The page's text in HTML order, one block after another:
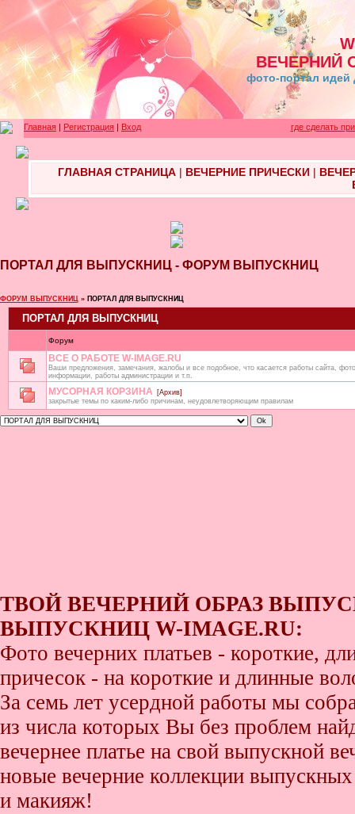
ВЕЧЕРНИЙ
фото-портал идей
Главная | Регистрация | Вход где сделать
ГЛАВНАЯ СТРАНИЦА| ВЕЧЕРНИЕ ПРИЧЕСКИ|
ПОРТАЛ ДЛЯ ВЫПУСКНИЦ - ФОРУМ ВЫПУСКНИЦ
ФОРУМ ВЫПУСКНИЦ » ПОРТАЛ ДЛЯ ВЫПУСКНИЦ
ПОРТАЛ ДЛЯ ВЫПУСКНИЦ
Форум
ВСЕ О РАБОТЕ W-IMAGE.RU
Ваши предложения, замечания, жалобы и все подобное, что касается работы сайта,
информации, работы администрации и т.п.
МУСОРНАЯ КОРЗИНА
[Архив]
закрытые темы по каким-либо причинам, неудовлетворяющим правилам
ТВОЙ ВЕЧЕРНИЙ ОБРАЗ
ВЫПУСКНИЦ W-IMAGE.RU:
Фото вечерних платьев - короткие,
причесок - на короткие и длинные
За семь лет усердной работы мы
из числа которых Вы без проблем
вечернее платье на свой выпускной
новые вечерние коллекции
и макияж!